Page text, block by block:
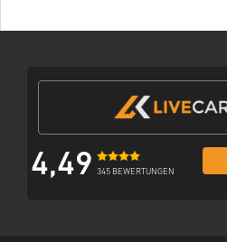
4,49 345 BEWERTUNGEN